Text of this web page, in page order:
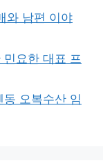
와 남편 이야
요한 대표 프
오복수산 임